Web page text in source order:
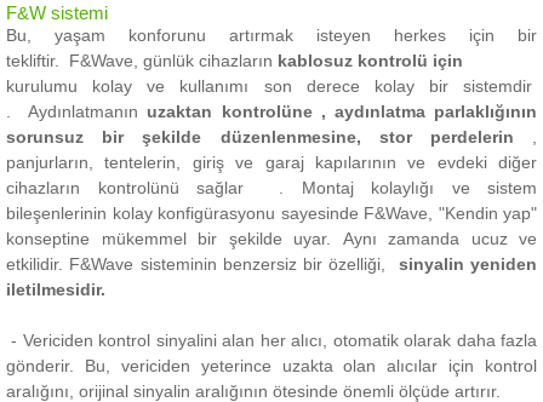
F&W sistemi
Bu, yaşam konforunu artırmak isteyen herkes için bir
tekliftir.
F&Wave, günlük cihazların kablosuz kontrolü için
kurulumu kolay ve kullanımı son derece kolay bir sistemdir
Aydınlatmanın uzaktan kontrolüne , aydınlatma parlaklığının
sorunsuz bir şekilde düzenlenmesine, stor perdelerin
panjurların, tentelerin, giriş ve garaj kapılarının ve evdeki diğer
cihazların kontrolünü sağlar . Montaj kolaylığı ve sistem
bileşenlerinin kolay konfigürasyonu sayesinde F&Wave, "Kendin yap"
konseptine mükemmel bir şekilde uyar. Aynı zamanda ucuz ve
etkilidir. F&Wave sisteminin benzersiz bir özelliği, sinyalin yeniden
iletilmesidir.
- Vericiden kontrol sinyalini alan her alıcı, otomatik olarak daha fazla
gönderir. Bu, vericiden yeterince uzakta olan alıcılar için kontrol
aralığını, orijinal sinyalin aralığının ötesinde önemli ölçüde artırır.